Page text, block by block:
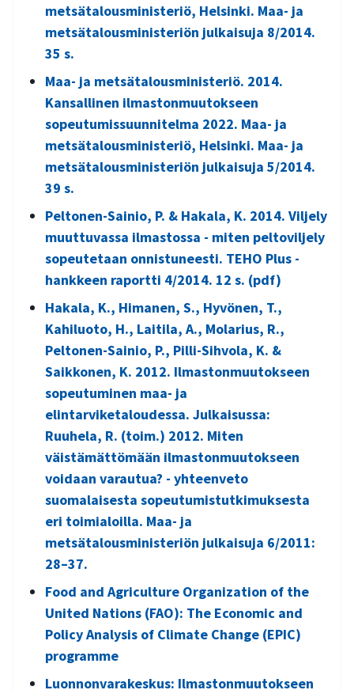
metsätalousministeriö, Helsinki. Maa- ja
metsätalousministeriön julkaisuja 8/2014.
35 s.
Maa- ja metsätalousministeriö. 2014.
Kansallinen ilmastonmuutokseen
sopeutumissuunnitelma 2022. Maa- ja
metsätalousministeriö, Helsinki. Maa- ja
metsätalousministeriön julkaisuja 5/2014.
39 s.
Peltonen-Sainio, P. & Hakala, K. 2014. Viljely
muuttuvassa ilmastossa - miten peltoviljely
sopeutetaan onnistuneesti. TEHO Plus -
hankkeen raportti 4/2014. 12 s. (pdf)
Hakala, K., Himanen, S., Hyvönen, T.,
Kahiluoto, H., Laitila, A., Molarius, R.,
Peltonen-Sainio, P., Pilli-Sihvola, K. &
Saikkonen, K. 2012. Ilmastonmuutokseen
sopeutuminen maa- ja
elintarviketaloudessa. Julkaisussa:
Ruuhela, R. (toim.) 2012. Miten
väistämättömään ilmastonmuutokseen
voidaan varautua? - yhteenveto
suomalaisesta sopeutumistutkimuksesta
eri toimialoilla. Maa- ja
metsätalousministeriön julkaisuja 6/2011:
28–37.
Food and Agriculture Organization of the
United Nations (FAO): The Economic and
Policy Analysis of Climate Change (EPIC)
programme
Luonnonvarakeskus: Ilmastonmuutokseen